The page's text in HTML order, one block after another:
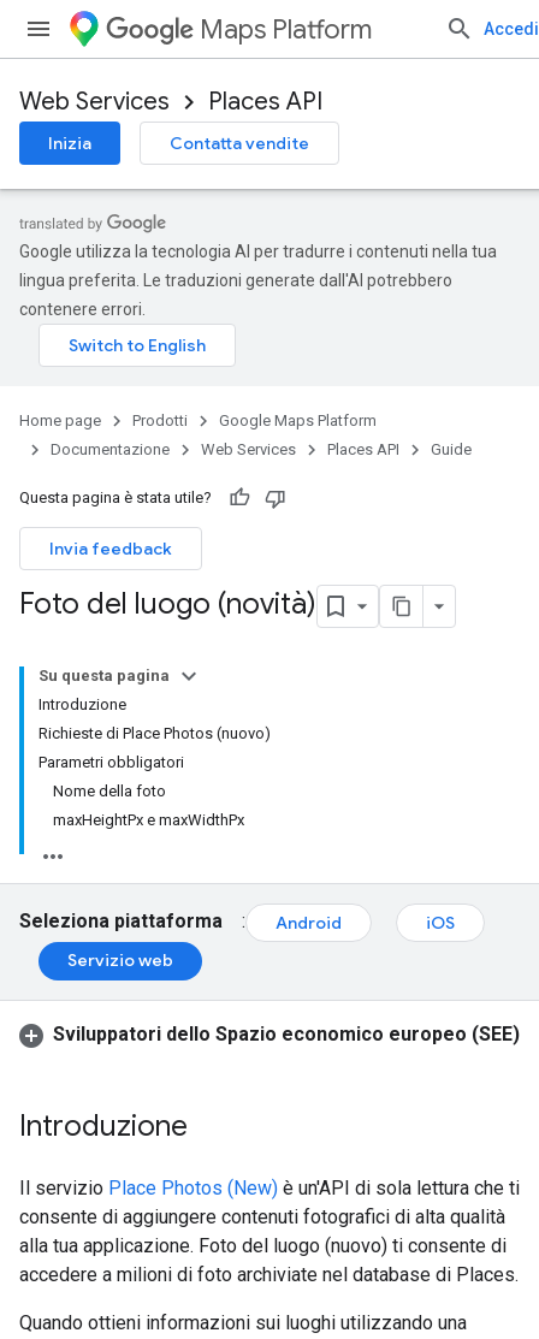
Maps Platform Accedi
Web Services Places API
Inizia Contatta vendite
Google utilizza la tecnologia AI per tradurre i contenuti nella tua
lingua preferita. Le traduzioni generate dall'AI potrebbero
contenere errori.
Home page Prodotti
Google Maps Platform
Documentazione
Web Services Places API Guide
Questa pagina è stata utile?
Invia feedback
Foto del luogo (novità)
Su questa pagina
Introduzione
Richieste di Place Photos (nuovo)
Parametri obbligatori
Nome della foto
maxHeightPx e maxWidthPx
Seleziona piattaforma : Android
iOS
Servizio web
Sviluppatori dello Spazio economico europeo (SEE)
Introduzione
Il servizio Place Photos (New) è un'API di sola lettura che ti
consente di aggiungere contenuti fotografici di alta qualità
alla tua applicazione. Foto del luogo (nuovo) ti consente di
accedere a milioni di foto archiviate nel database di Places.
Quando ottieni informazioni sui luoghi utilizzando una